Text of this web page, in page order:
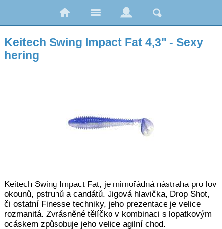
Keitech Swing Impact Fat 4,3" - Sexy
hering
Keitech Swing Impact Fat, je mimořádná nástraha pro lov
okounů, pstruhů a candátů. Jigová hlavička, Drop Shot,
či ostatní Finesse techniky, jeho prezentace je velice
rozmanitá. Zvrásněné tělíčko v kombinaci s lopatkovým
ocáskem způsobuje jeho velice agilní chod.